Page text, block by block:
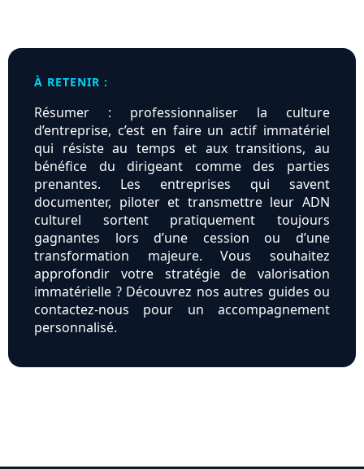
À RETENIR :
Résumer : professionnaliser la culture
d’entreprise, c’est en faire un actif immatériel
qui résiste au temps et aux transitions, au
bénéfice du dirigeant comme des parties
prenantes. Les entreprises qui savent
documenter, piloter et transmettre leur ADN
culturel sortent pratiquement toujours
gagnantes lors d’une cession ou d’une
transformation majeure. Vous souhaitez
approfondir votre stratégie de valorisation
immatérielle ? Découvrez nos autres guides ou
contactez-nous pour un accompagnement
personnalisé.